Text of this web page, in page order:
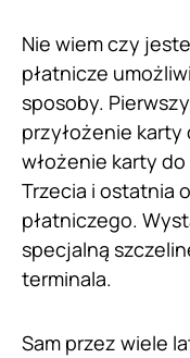
Nie wiem czy
płatnicze
sposoby.
przyłożenie karty
włożenie karty
Trzecia i ostatnia
płatniczego.
specjalną
terminala.
Sam przez wiele